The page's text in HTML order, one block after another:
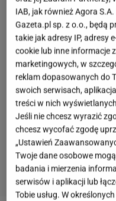
IAB, jak również Agora
Gazeta.pl sp. z o.o., będą
takie jak adresy IP, adresy
cookie lub inne informacje
marketingowych, w
reklam dopasowanych do
swoich serwisach,
treści w nich
Jeśli nie chcesz wyrazić
chcesz wycofać zgodę
„Ustawień
Twoje dane osobowe
badania i mierzenia
serwisów i aplikacji lub
Tobie usług. W